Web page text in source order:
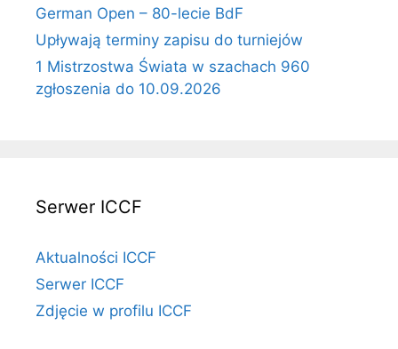
German Open – 80-lecie BdF
Upływają terminy zapisu do turniejów
1 Mistrzostwa Świata w szachach 960
zgłoszenia do 10.09.2026
Serwer ICCF
Aktualności ICCF
Serwer ICCF
Zdjęcie w profilu ICCF